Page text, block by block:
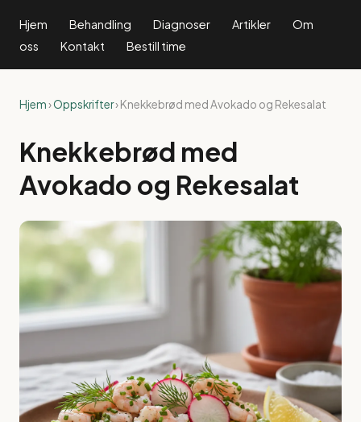
Hjem Behandling Diagnoser Artikler
Om
oss
Kontakt Bestill time
Hjem›Oppskrifter› Knekkebrød med Avokado og Rekesalat
Knekkebrød med
Avokado og Rekesalat